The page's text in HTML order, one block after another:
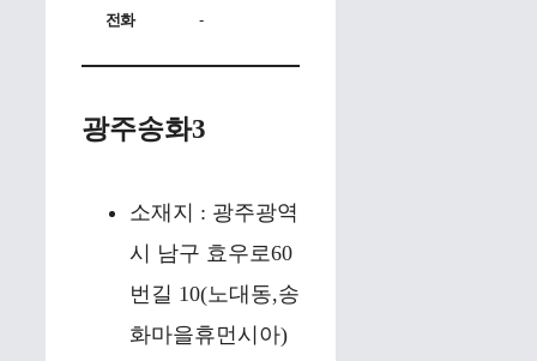
전화
-
광주송화3
소재지 : 광주광역
시 남구 효우로60
번길 10(노대동,송
화마을휴먼시아)